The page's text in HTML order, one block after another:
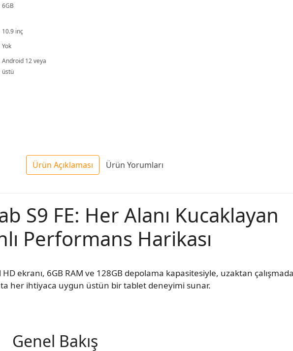
6GB
10.9 inç
Yok
Android 12 veya
üstü
Ürün Açıklaması Ürün Yorumları
S9 FE: Her Alanı Kucaklayan
Performans Harikası
ekranı, 6GB RAM ve 128GB depolama kapasitesiyle, uzaktan
her ihtiyaca uygun üstün bir tablet deneyimi sunar.
Genel Bakış